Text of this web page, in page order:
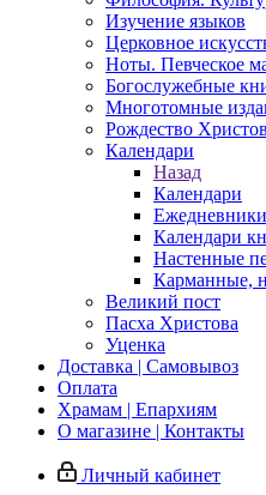
Изучение языков
Церковное
Ноты. Певческое
Богослужебные
Многотомные
Рождество
Календари
Назад
Календари
Ежедневники
Календари
Настенные
Карманные,
Великий пост
Пасха Христова
Уценка
Доставка | Самовывоз
Оплата
Храмам | Епархиям
О магазине | Контакты
Личный кабинет